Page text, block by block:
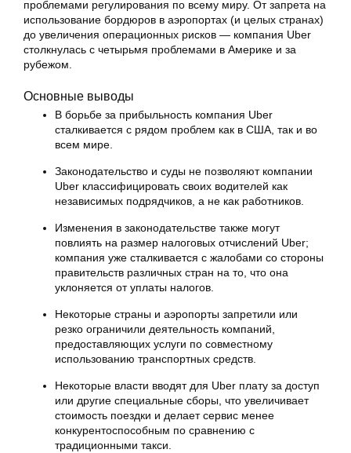
проблемами регулирования по всему миру. От запрета на
использование бордюров в аэропортах (и целых странах)
до увеличения операционных рисков — компания Uber
столкнулась с четырьмя проблемами в Америке и за
рубежом.
Основные выводы
В борьбе за прибыльность компания Uber
сталкивается с рядом проблем как в США, так и во
всем мире.
Законодательство и суды не позволяют компании
Uber классифицировать своих водителей как
независимых подрядчиков, а не как работников.
Изменения в законодательстве также могут
повлиять на размер налоговых отчислений Uber;
компания уже сталкивается с жалобами со стороны
правительств различных стран на то, что она
уклоняется от уплаты налогов.
Некоторые страны и аэропорты запретили или
резко ограничили деятельность компаний,
предоставляющих услуги по совместному
использованию транспортных средств.
Некоторые власти вводят для Uber плату за доступ
или другие специальные сборы, что увеличивает
стоимость поездки и делает сервис менее
конкурентоспособным по сравнению с
традиционными такси.